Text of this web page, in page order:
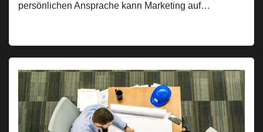
persönlichen Ansprache kann Marketing auf…